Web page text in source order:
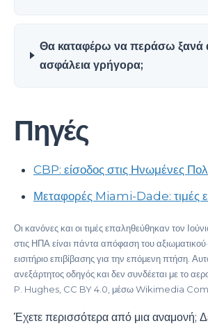
Θα καταφέρω να περάσω ξανά
ασφάλεια γρήγορα;
Πηγές
CBP: είσοδος στις Ηνωμένες
Μεταφορές Miami-Dade: τιμές
Οι κανόνες και οι τιμές επαληθεύθηκαν τον
στις ΗΠΑ είναι πάντα απόφαση του
εισιτήριο επιβίβασης για την επόμενη πτήση.
ανεξάρτητος οδηγός και δεν συνδέεται με το
P. Hughes, CC BY 4.0, μέσω Wikimedia
Έχετε περισσότερα από μια αναμονή;